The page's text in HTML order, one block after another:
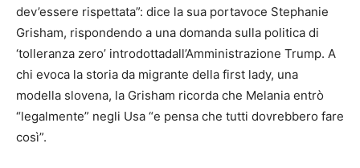
dev’essere rispettata”: dice la sua portavoce Stephanie
Grisham, rispondendo a una domanda sulla politica di
‘tolleranza zero’ introdottadall’Amministrazione Trump. A
chi evoca la storia da migrante della first lady, una
modella slovena, la Grisham ricorda che Melania entrò
“legalmente” negli Usa “e pensa che tutti dovrebbero fare
così”.